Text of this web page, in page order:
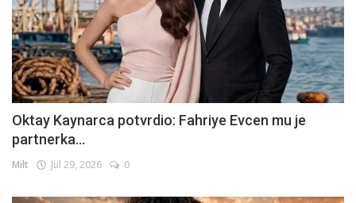
Oktay Kaynarca potvrdio: Fahriye Evcen mu je
partnerka...
Milt Jul 29, 2026 0